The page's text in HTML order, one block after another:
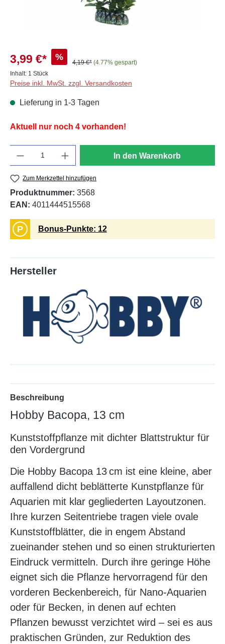
3,99 €* %
4,19 €* (4.77% gespart)
Inhalt: 1 Stück
Preise inkl. MwSt. zzgl. Versandkosten
Lieferung in 1-3 Tagen
Aktuell nur noch 4 vorhanden!
In den Warenkorb
Zum Merkzettel hinzufügen
Produktnummer: 3568
EAN: 4011444515568
P Bonus-Punkte: 12
Hersteller
Beschreibung
Hobby Bacopa, 13 cm
Kunststoffpflanze mit dichter Blattstruktur für
den Vordergrund
Die Hobby Bacopa 13 cm ist eine kleine, aber
auffallend dicht beblätterte Kunstpflanze für
Aquarien mit klar gegliederten Layoutzonen.
Ihre kurzen Seitentriebe tragen viele ovale
Kunststoffblätter, die in engem Abstand
zueinander stehen und so einen strukturierten
Eindruck vermitteln. Durch ihre geringe Höhe
eignet sich die Pflanze hervorragend für den
vorderen Beckenbereich, für Nano-Aquarien
oder für Becken, in denen auf echten
Pflanzen bewusst verzichtet wird – sei es aus
praktischen Gründen, zur Reduktion des